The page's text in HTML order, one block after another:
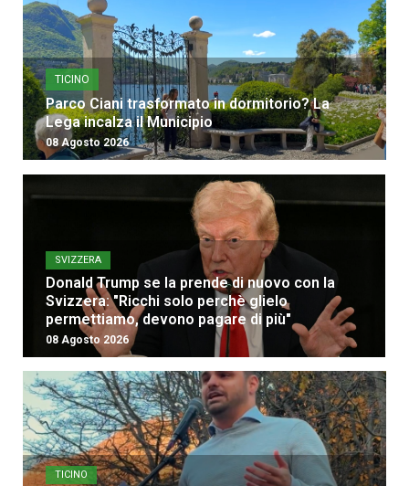
TICINO
Parco Ciani trasformato in dormitorio? La
Lega incalza il Municipio
08 Agosto 2026
SVIZZERA
Donald Trump se la prende di nuovo con la
Svizzera: "Ricchi solo perchè glielo
permettiamo, devono pagare di più"
08 Agosto 2026
TICINO